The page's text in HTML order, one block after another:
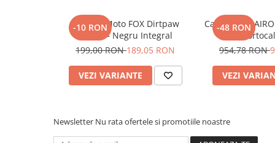
-10 RON
Mănuși Moto FOX Dirtpaw
Negre – Negru Integral
199,00 RON189,05 RON
VEZI VARIANTE
-48 RON
Cască Moto
–
954,78 RON
VEZI
Newsletter Nu rata ofertele si promotiile noastre